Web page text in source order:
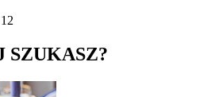
SZUKASZ?